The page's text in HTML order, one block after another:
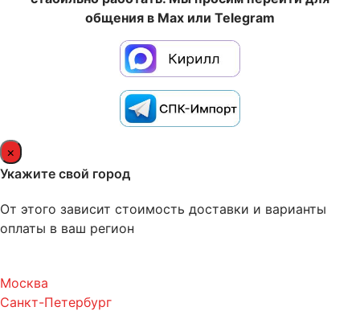
общения в Max или Telegram
×
Укажите свой город
От этого зависит стоимость доставки и варианты
оплаты в ваш регион
Москва
Санкт-Петербург